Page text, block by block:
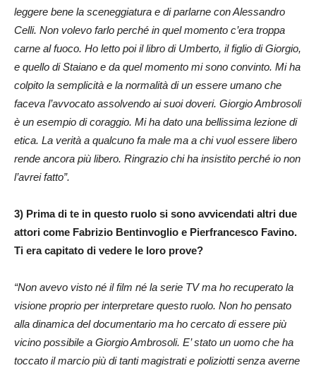
leggere bene la sceneggiatura e di parlarne con Alessandro
Celli. Non volevo farlo perché in quel momento c’era troppa
carne al fuoco. Ho letto poi il libro di Umberto, il figlio di Giorgio,
e quello di Staiano e da quel momento mi sono convinto. Mi ha
colpito la semplicità e la normalità di un essere umano che
faceva l’avvocato assolvendo ai suoi doveri. Giorgio Ambrosoli
è un esempio di coraggio. Mi ha dato una bellissima lezione di
etica. La verità a qualcuno fa male ma a chi vuol essere libero
rende ancora più libero. Ringrazio chi ha insistito perché io non
l’avrei fatto”.
3) Prima di te in questo ruolo si sono avvicendati altri due
attori come Fabrizio Bentinvoglio e Pierfrancesco Favino.
Ti era capitato di vedere le loro prove?
“Non avevo visto né il film né la serie TV ma ho recuperato la
visione proprio per interpretare questo ruolo. Non ho pensato
alla dinamica del documentario ma ho cercato di essere più
vicino possibile a Giorgio Ambrosoli. E’ stato un uomo che ha
toccato il marcio più di tanti magistrati e poliziotti senza averne